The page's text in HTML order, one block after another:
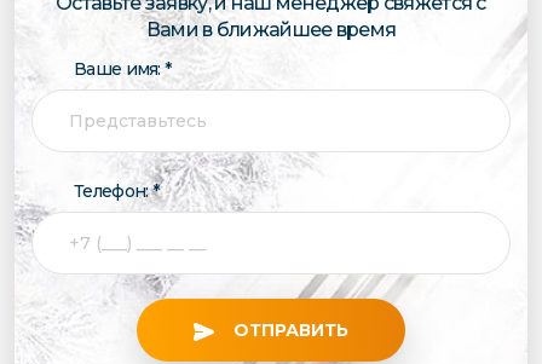
Вами в ближайшее время
Ваше имя: *
Телефон: *
ОТПРАВИТЬ